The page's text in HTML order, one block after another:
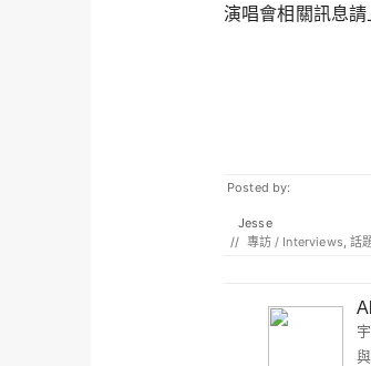
演唱會相關訊息請
Posted by:
Jesse
// 專訪 / Interviews,話